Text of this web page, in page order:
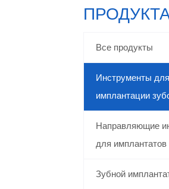
Все продукты
Инструменты для
имплантации
Направляющие
для имплантатов
Зубной